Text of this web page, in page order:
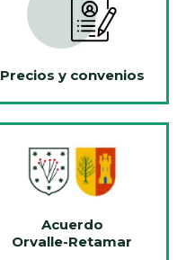
Precios y convenios
Acuerdo
Orvalle-Retamar